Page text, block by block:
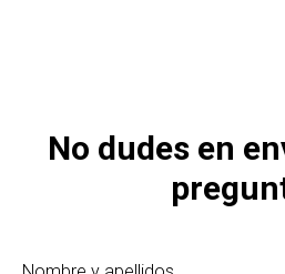
No dudes en